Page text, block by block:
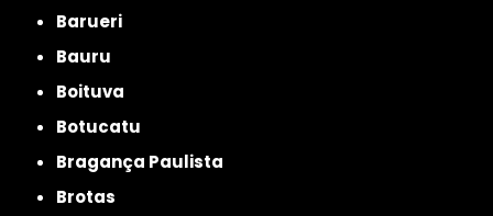
Barueri
Bauru
Boituva
Botucatu
Bragança Paulista
Brotas